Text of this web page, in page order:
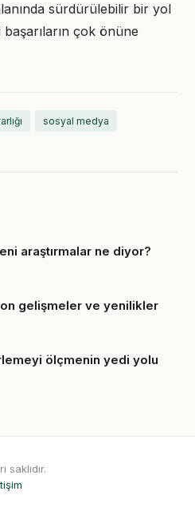
sürdürülebilir bir yol
başarıların çok önüne
sosyal medya
araştırmalar ne diyor?
gelişmeler ve yenilikler
ölçmenin yedi yolu